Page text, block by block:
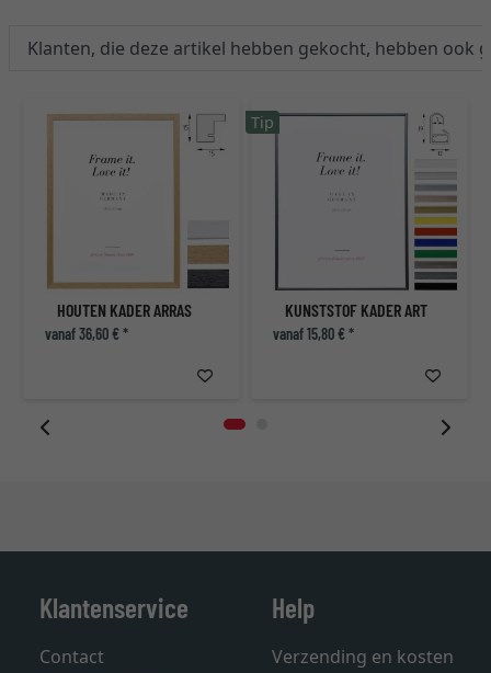
Klanten, die deze artikel hebben gekocht, hebben ook
HOUTEN KADER ARRAS
vanaf 36,60 € *
KUNSTSTOF KADER ART
vanaf 15,80 € *
Tip
Klantenservice
Contact
Help
Verzending en kosten